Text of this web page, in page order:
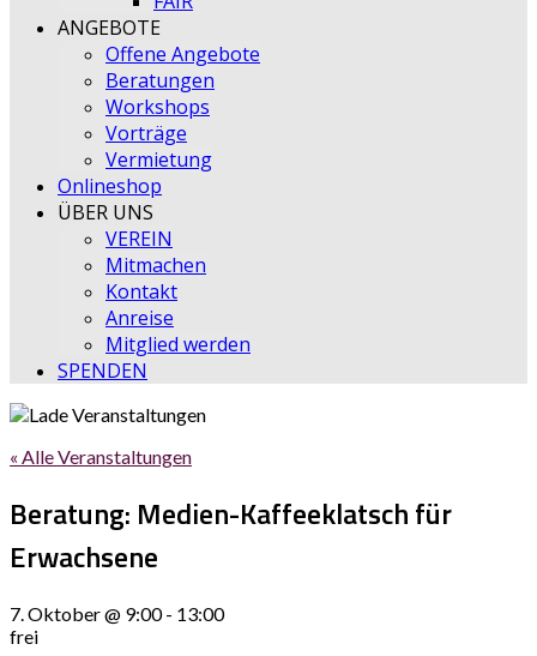
ANGEBOTE
Offene Angebote
Beratungen
Workshops
Vorträge
Vermietung
Onlineshop
ÜBER UNS
VEREIN
Mitmachen
Kontakt
Anreise
Mitglied werden
SPENDEN
« Alle Veranstaltungen
Beratung: Medien-Kaffeeklatsch für
Erwachsene
7. Oktober @ 9:00- 13:00
frei